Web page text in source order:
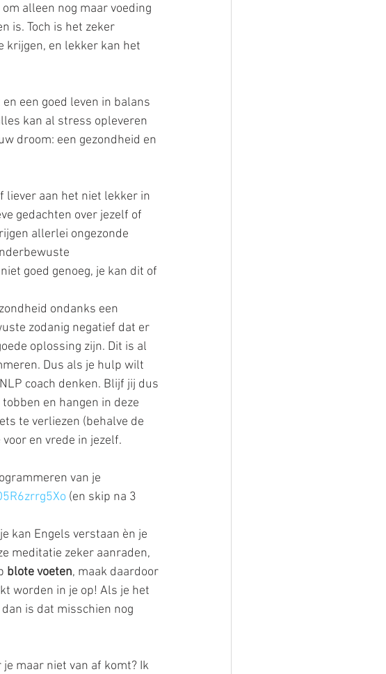
alleen nog maar voeding
is. Toch is het zeker
krijgen, en lekker kan het
een goed leven in balans
kan al stress opleveren
droom: een gezondheid en
liever aan het niet lekker in
gedachten over jezelf of
allerlei ongezonde
goed genoeg, je kan dit of
ondanks een
zodanig negatief dat er
oplossing zijn. Dit is al
Dus als je hulp wilt
coach denken. Blijf jij dus
en hangen in deze
te verliezen (behalve de
en vrede in jezelf.
van je
(en skip na 3
kan Engels verstaan èn je
meditatie zeker aanraden,
blote voeten, maak daardoor
worden in je op! Als je het
is dat misschien nog
maar niet van af komt? Ik